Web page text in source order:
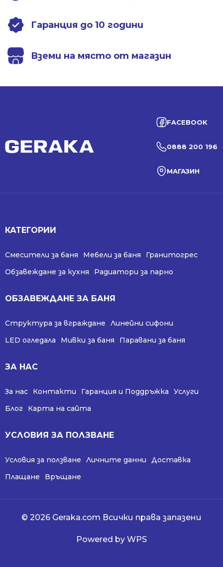
Гаранция до 10 години
Вземи на място от магазин
FACEBOOK
0888 200 196
МАГАЗИН
КАТЕГОРИИ
Смесители за баня Мебели за баня
Гранитогрес
Обзавеждане за кухня
Радиатори за парно
ОБЗАВЕЖДАНЕ ЗА БАНЯ
Структура за вграждане
Линейни сифони
LED огледала
Мивки за баня Паравани за баня
ЗА НАС
За нас Контакти Гаранция и Поддръжка
Услуги
Блог
Карта на сайта
УСЛОВИЯ ЗА ПОЛЗВАНЕ
Условия за ползване Личните данни
Доставка
Плащане
Връщане
© 2026 Geraka.com Всички права запазени
Powered by WPS